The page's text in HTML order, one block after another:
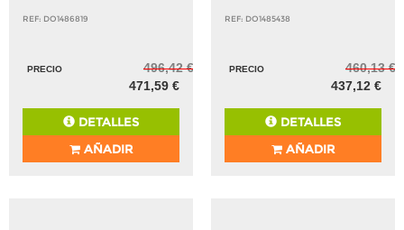
REF: DO1486819
PRECIO
496,42 €
471,59 €
DETALLES
AÑADIR
REF: DO1485438
PRECIO
460,13 €
437,12 €
DETALLES
AÑADIR